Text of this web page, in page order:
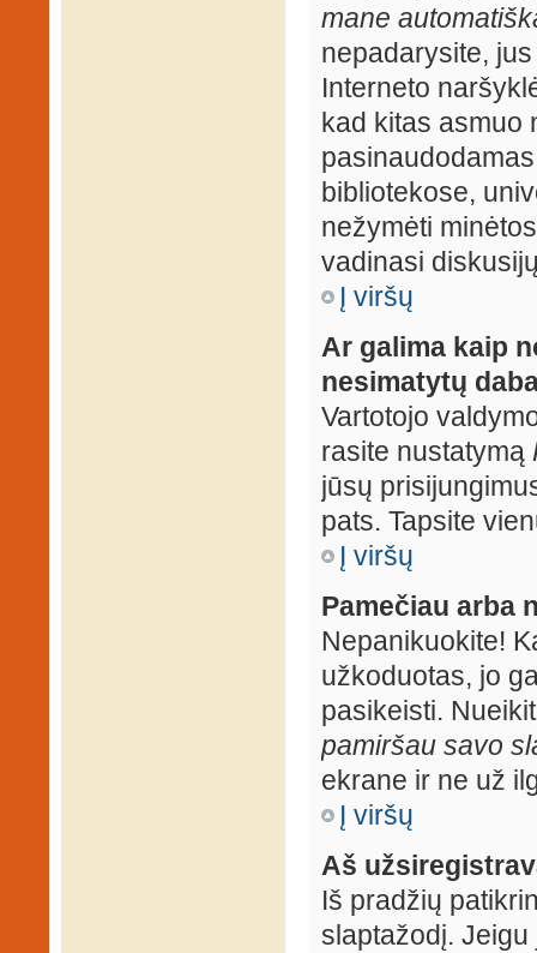
mane
nepadarysite,
Interneto
kad kitas asmuo
bibliotekose,
nežymėti
vadinasi
Į viršų
Ar galima kaip
nesimatytų
Vartotojo
rasite nustatymą
jūsų
pats. Tapsite
Į viršų
Pamečiau arba
Nepanikuokite!
užkoduotas, jo
pasikeisti.
pamiršau savo
ekrane ir ne už
Į viršų
Aš
Iš pradžių
slaptažodį.